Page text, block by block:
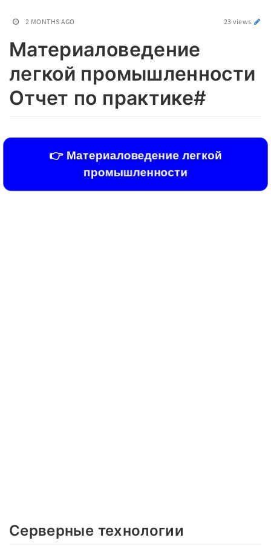
2 MONTHS AGO 23 views
Материаловедение
легкой промышленности
Отчет по практике#
👉 Материаловедение легкой
промышленности
Серверные технологии